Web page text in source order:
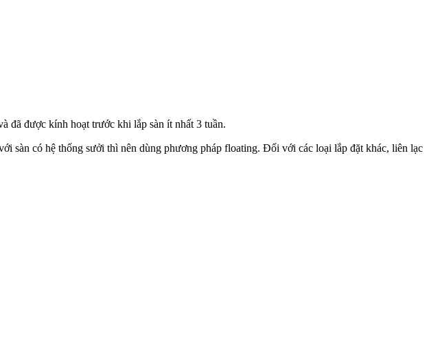
đã được kính hoạt trước khi lắp sàn ít nhất 3 tuần.
sàn có hệ thống sưởi thì nên dùng phương pháp floating. Đối với các loại lắp đặt khác, liên lạc